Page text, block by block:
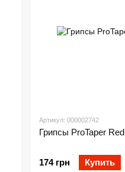
Артикул: 000002742
Грипсы ProTaper Red
174 грн Купить